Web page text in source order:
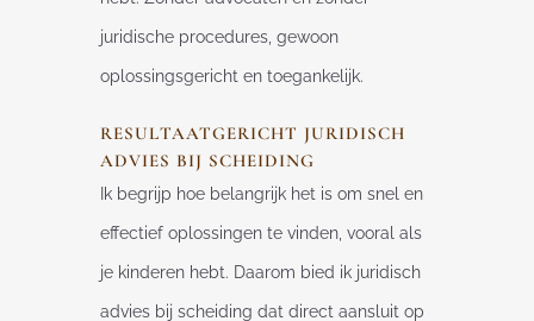
juridische procedures, gewoon
oplossingsgericht en toegankelijk.
RESULTAATGERICHT JURIDISCH
ADVIES BIJ SCHEIDING
Ik begrijp hoe belangrijk het is om snel en
effectief oplossingen te vinden, vooral als
je kinderen hebt. Daarom bied ik juridisch
advies bij scheiding dat direct aansluit op